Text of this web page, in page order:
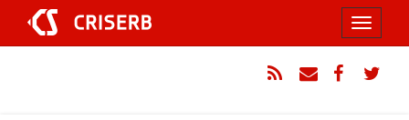
conținut
Toggle